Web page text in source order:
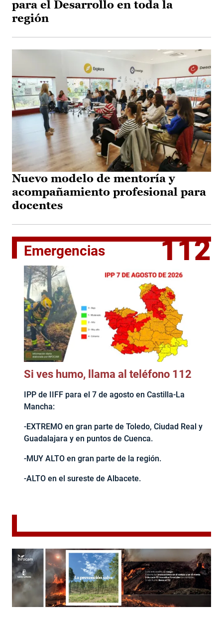
para el Desarrollo en toda la
región
Nuevo modelo de mentoría y
acompañamiento profesional para
docentes
Emergencias 112
Si ves humo, llama al teléfono 112
IPP de IIFF para el 7 de agosto en Castilla-La
Mancha:
-EXTREMO en gran parte de Toledo, Ciudad Real y
Guadalajara y en puntos de Cuenca.
-MUY ALTO en gran parte de la región.
-ALTO en el sureste de Albacete.